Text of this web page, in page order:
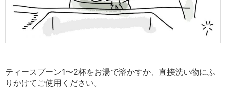
ティースプーン1〜2杯をお湯で溶かすか、直接洗い物にふ
りかけてご使用ください。